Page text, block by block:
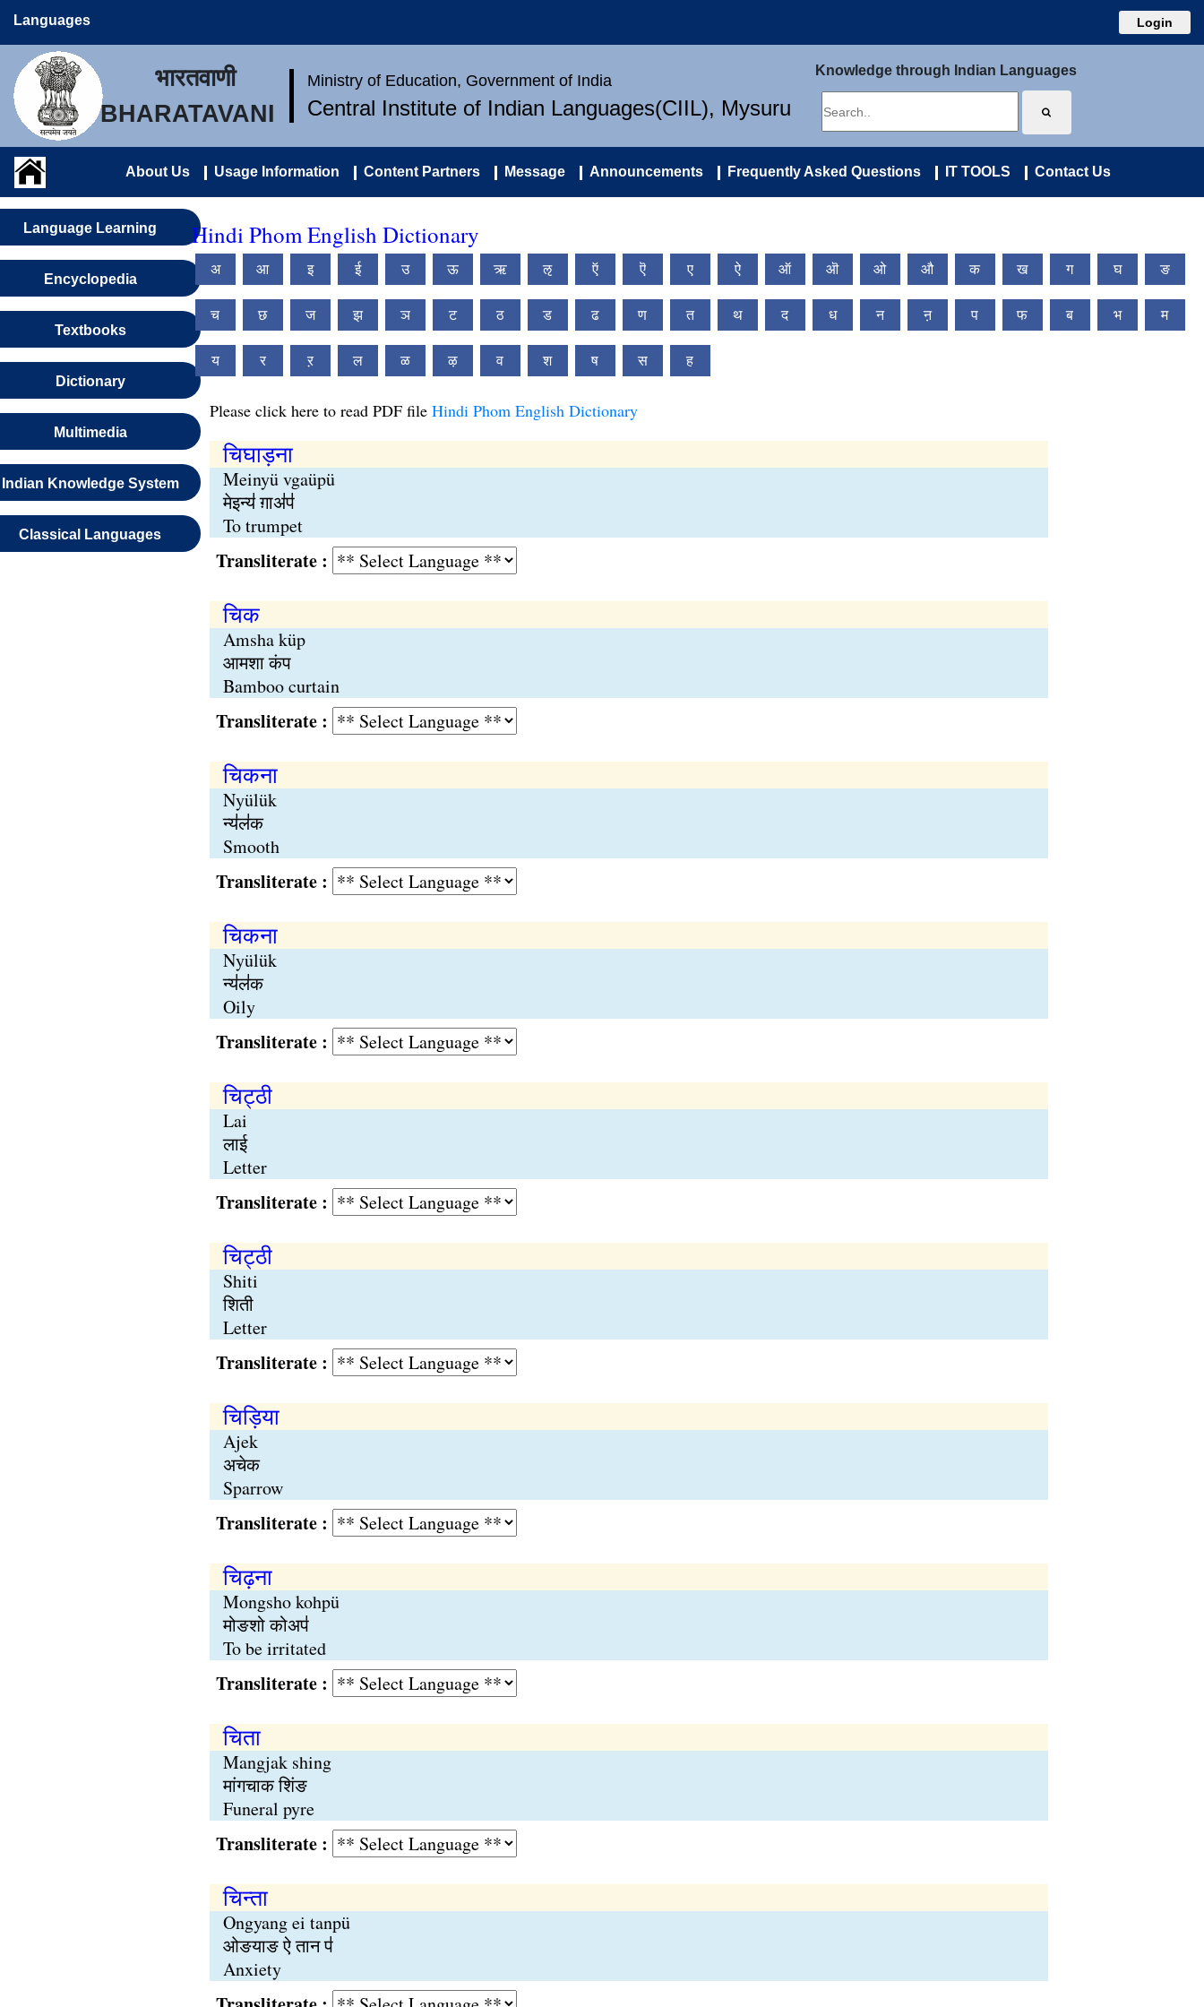
Languages Login
भारतवाणी
BHARATAVANI
Ministry of Education, Government of India
Central Institute of Indian Languages(CIIL), Mysuru
Knowledge through Indian Languages
About Us Usage Information Content Partners Message Announcements Frequently Asked Questions IT TOOLS Contact Us
Language Learning
Encyclopedia
Textbooks
Dictionary
Multimedia
Indian Knowledge System
Classical Languages
Hindi Phom English Dictionary
अ आ इ ई उ ऊ ऋ ऌ ऍ ऎ ए ऐ ऑ ऒ ओ औ क ख ग घ ङ
च छ ज झ ञ ट ठ ड ढ ण त थ द ध न ऩ प फ ब भ म
य र ऱ ल ळ ऴ व श ष स ह
Please click here to read PDF file Hindi Phom English Dictionary
चिघाड़ना
Meinyü vgaüpü
मेइन्य॑ ग़ाअ॑प॑
To trumpet
Transliterate :
चिक
Amsha küp
आमशा कंप
Bamboo curtain
Transliterate :
चिकना
Nyülük
न्य॑ल॑क
Smooth
Transliterate :
चिकना
Nyülük
न्य॑ल॑क
Oily
Transliterate :
चिट्‍ठी
Lai
लाई
Letter
Transliterate :
चिट्‍ठी
Shiti
शिती
Letter
Transliterate :
चिड़िया
Ajek
अचेक
Sparrow
Transliterate :
चिढ़ना
Mongsho kohpü
मोङशो कोअप॑
To be irritated
Transliterate :
चिता
Mangjak shing
मांगचाक शिंङ
Funeral pyre
Transliterate :
चिन्ता
Ongyang ei tanpü
ओङयाङ ऐ तान प॑
Anxiety